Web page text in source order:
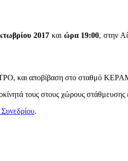
2017και ώρα 19:00, στην
και αποβίβαση στο σταθμό
τους στους χώρους στάθμευσης
.